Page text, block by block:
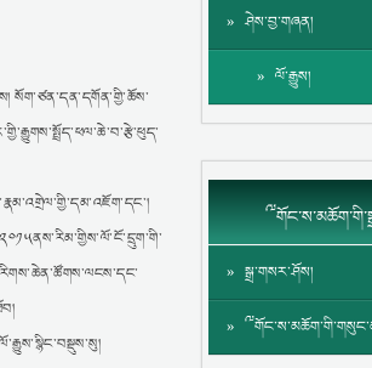
སོག་ཙན་དན་དགོན་གྱི་ཆོས་
ཤེས་བྱ་གཞན།
ལོ་རྒྱུས།
སྒྲ་གསར་ཤོས།